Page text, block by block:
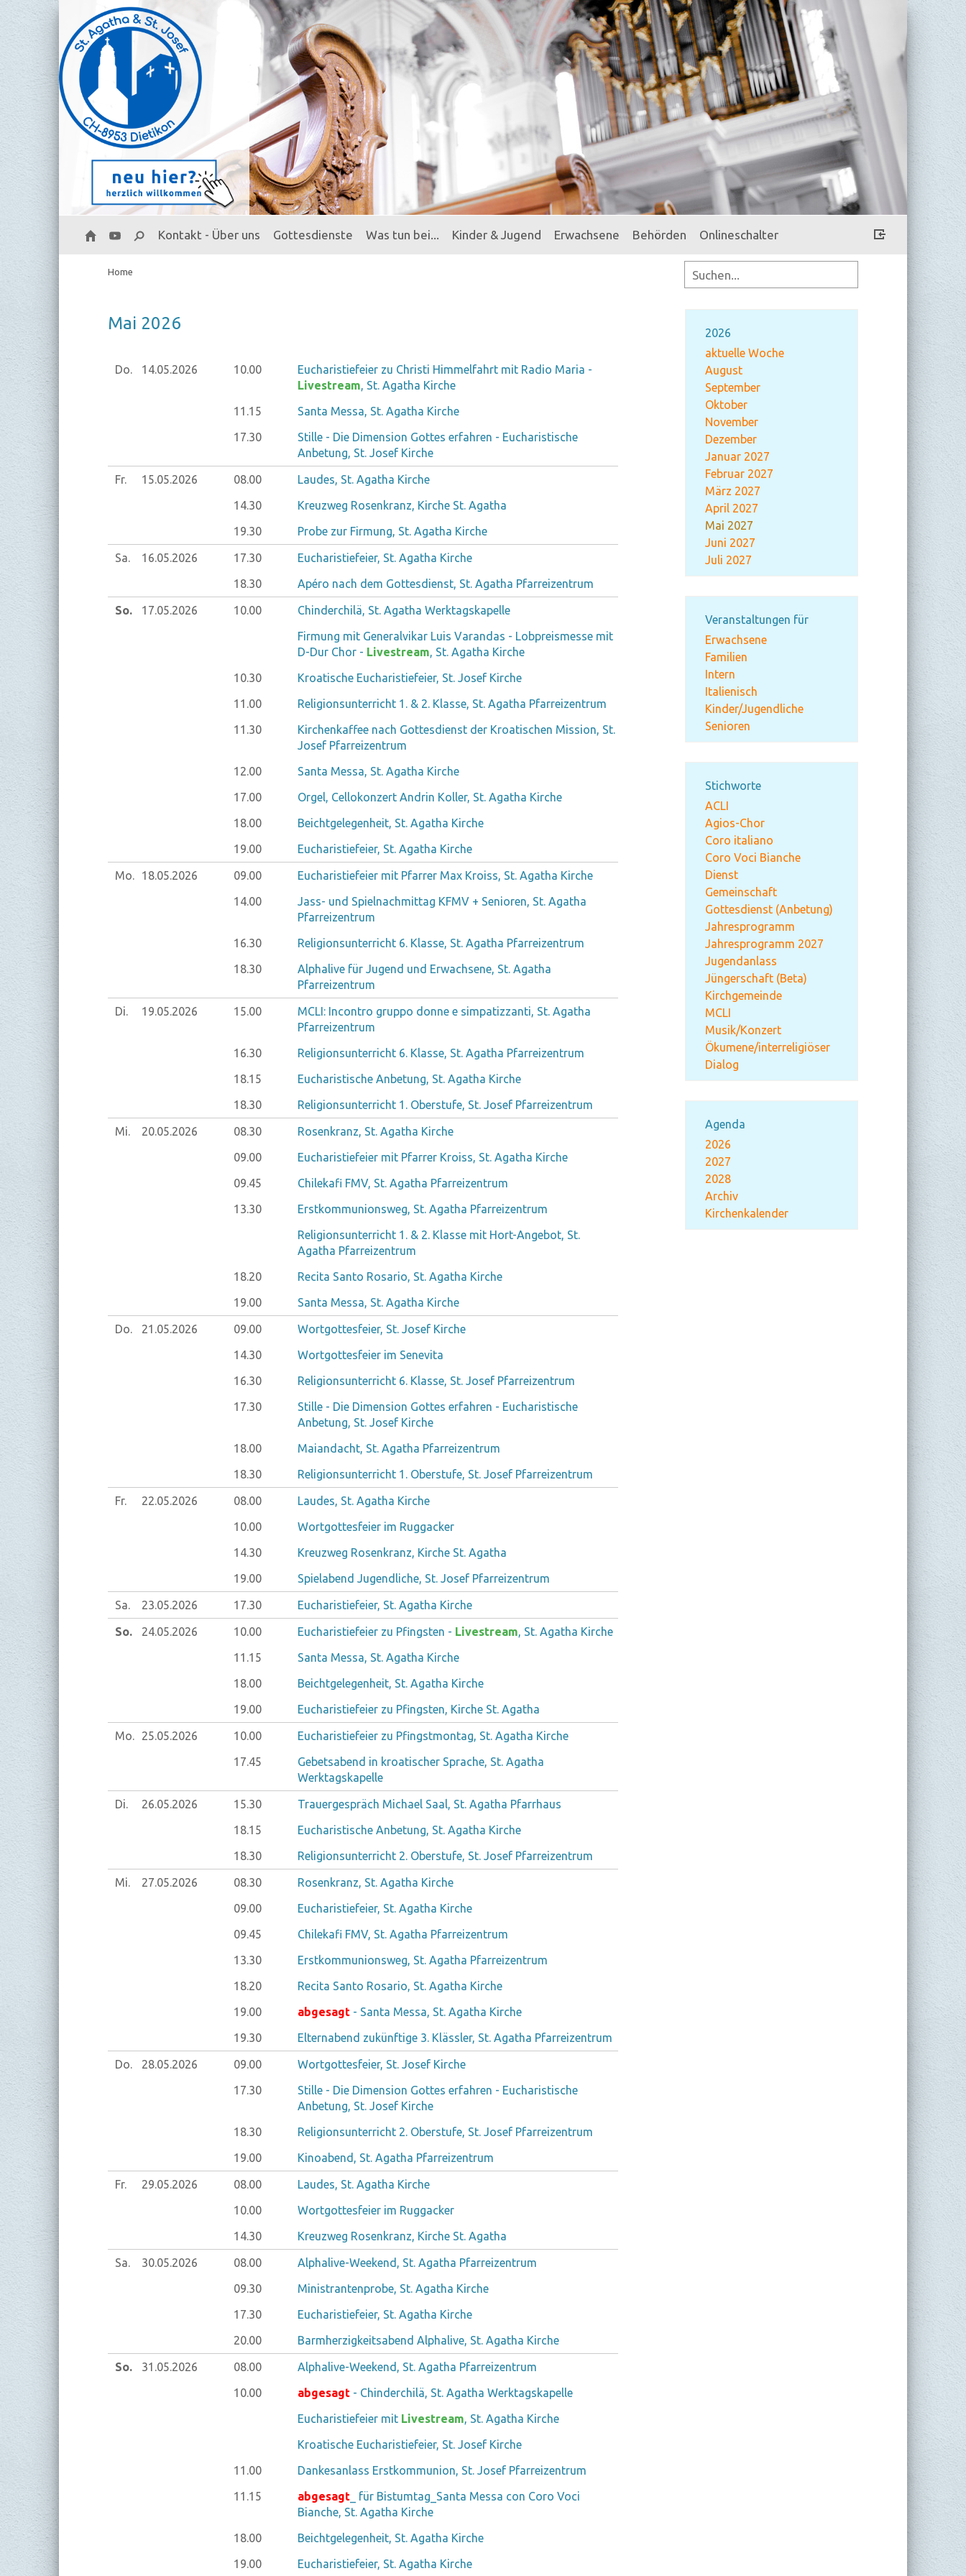
Kontakt - Über uns Gottesdienste Was tun bei... Kinder & Jugend Erwachsene Behörden Onlineschalter
Home
2026
aktuelle Woche
August
September
Oktober
November
Dezember
Januar 2027
Februar 2027
März 2027
April 2027
Mai 2027
Juni 2027
Juli 2027
Veranstaltungen für
Erwachsene
Familien
Intern
Italienisch
Kinder/Jugendliche
Senioren
Stichworte
ACLI
Agios-Chor
Coro italiano
Coro Voci Bianche
Dienst
Gemeinschaft
Gottesdienst (Anbetung)
Jahresprogramm
Jahresprogramm 2027
Jugendanlass
Jüngerschaft (Beta)
Kirchgemeinde
MCLI
Musik/Konzert
Ökumene/interreligiöser
Dialog
Agenda
2026
2027
2028
Archiv
Kirchenkalender
Mai 2026
Do. 14.05.2026 10.00
Eucharistiefeier zu Christi Himmelfahrt mit Radio Maria -
Livestream, St. Agatha Kirche
11.15
Santa Messa, St. Agatha Kirche
17.30
Stille - Die Dimension Gottes erfahren - Eucharistische
Anbetung, St. Josef Kirche
Fr. 15.05.2026 08.00
Laudes, St. Agatha Kirche
14.30
Kreuzweg Rosenkranz, Kirche St. Agatha
19.30
Probe zur Firmung, St. Agatha Kirche
Sa. 16.05.2026 17.30
Eucharistiefeier, St. Agatha Kirche
18.30
Apéro nach dem Gottesdienst, St. Agatha Pfarreizentrum
So. 17.05.2026 10.00
Chinderchilä, St. Agatha Werktagskapelle
Firmung mit Generalvikar Luis Varandas - Lobpreismesse mit
D-Dur Chor - Livestream, St. Agatha Kirche
10.30
Kroatische Eucharistiefeier, St. Josef Kirche
11.00
Religionsunterricht 1. & 2. Klasse, St. Agatha Pfarreizentrum
11.30
Kirchenkaffee nach Gottesdienst der Kroatischen Mission, St.
Josef Pfarreizentrum
12.00
Santa Messa, St. Agatha Kirche
17.00
Orgel, Cellokonzert Andrin Koller, St. Agatha Kirche
18.00
Beichtgelegenheit, St. Agatha Kirche
19.00
Eucharistiefeier, St. Agatha Kirche
Mo. 18.05.2026 09.00
Eucharistiefeier mit Pfarrer Max Kroiss, St. Agatha Kirche
14.00
Jass- und Spielnachmittag KFMV + Senioren, St. Agatha
Pfarreizentrum
16.30
Religionsunterricht 6. Klasse, St. Agatha Pfarreizentrum
18.30
Alphalive für Jugend und Erwachsene, St. Agatha
Pfarreizentrum
Di. 19.05.2026 15.00
MCLI: Incontro gruppo donne e simpatizzanti, St. Agatha
Pfarreizentrum
16.30
Religionsunterricht 6. Klasse, St. Agatha Pfarreizentrum
18.15
Eucharistische Anbetung, St. Agatha Kirche
18.30
Religionsunterricht 1. Oberstufe, St. Josef Pfarreizentrum
Mi. 20.05.2026 08.30
Rosenkranz, St. Agatha Kirche
09.00
Eucharistiefeier mit Pfarrer Kroiss, St. Agatha Kirche
09.45
Chilekafi FMV, St. Agatha Pfarreizentrum
13.30
Erstkommunionsweg, St. Agatha Pfarreizentrum
Religionsunterricht 1. & 2. Klasse mit Hort-Angebot, St.
Agatha Pfarreizentrum
18.20
Recita Santo Rosario, St. Agatha Kirche
19.00
Santa Messa, St. Agatha Kirche
Do. 21.05.2026 09.00
Wortgottesfeier, St. Josef Kirche
14.30
Wortgottesfeier im Senevita
16.30
Religionsunterricht 6. Klasse, St. Josef Pfarreizentrum
17.30
Stille - Die Dimension Gottes erfahren - Eucharistische
Anbetung, St. Josef Kirche
18.00
Maiandacht, St. Agatha Pfarreizentrum
18.30
Religionsunterricht 1. Oberstufe, St. Josef Pfarreizentrum
Fr. 22.05.2026 08.00
Laudes, St. Agatha Kirche
10.00
Wortgottesfeier im Ruggacker
14.30
Kreuzweg Rosenkranz, Kirche St. Agatha
19.00
Spielabend Jugendliche, St. Josef Pfarreizentrum
Sa. 23.05.2026 17.30 Eucharistiefeier, St. Agatha Kirche
So. 24.05.2026 10.00 Eucharistiefeier zu Pfingsten - Livestream, St. Agatha Kirche
11.15
Santa Messa, St. Agatha Kirche
18.00
Beichtgelegenheit, St. Agatha Kirche
19.00
Eucharistiefeier zu Pfingsten, Kirche St. Agatha
Mo. 25.05.2026 10.00
Eucharistiefeier zu Pfingstmontag, St. Agatha Kirche
17.45
Gebetsabend in kroatischer Sprache, St. Agatha
Werktagskapelle
Di. 26.05.2026 15.30
Trauergespräch Michael Saal, St. Agatha Pfarrhaus
18.15
Eucharistische Anbetung, St. Agatha Kirche
18.30
Religionsunterricht 2. Oberstufe, St. Josef Pfarreizentrum
Mi. 27.05.2026 08.30
Rosenkranz, St. Agatha Kirche
09.00
Eucharistiefeier, St. Agatha Kirche
09.45
Chilekafi FMV, St. Agatha Pfarreizentrum
13.30
Erstkommunionsweg, St. Agatha Pfarreizentrum
18.20
Recita Santo Rosario, St. Agatha Kirche
19.00
abgesagt - Santa Messa, St. Agatha Kirche
19.30
Elternabend zukünftige 3. Klässler, St. Agatha Pfarreizentrum
Do. 28.05.2026 09.00
Wortgottesfeier, St. Josef Kirche
17.30
Stille - Die Dimension Gottes erfahren - Eucharistische
Anbetung, St. Josef Kirche
18.30
Religionsunterricht 2. Oberstufe, St. Josef Pfarreizentrum
19.00
Kinoabend, St. Agatha Pfarreizentrum
Fr. 29.05.2026 08.00
Laudes, St. Agatha Kirche
10.00
Wortgottesfeier im Ruggacker
14.30
Kreuzweg Rosenkranz, Kirche St. Agatha
Sa. 30.05.2026 08.00
Alphalive-Weekend, St. Agatha Pfarreizentrum
09.30
Ministrantenprobe, St. Agatha Kirche
17.30
Eucharistiefeier, St. Agatha Kirche
20.00
Barmherzigkeitsabend Alphalive, St. Agatha Kirche
So. 31.05.2026 08.00
Alphalive-Weekend, St. Agatha Pfarreizentrum
10.00
abgesagt - Chinderchilä, St. Agatha Werktagskapelle
Eucharistiefeier mit Livestream, St. Agatha Kirche
Kroatische Eucharistiefeier, St. Josef Kirche
11.00
Dankesanlass Erstkommunion, St. Josef Pfarreizentrum
11.15
abgesagt _ für Bistumtag_Santa Messa con Coro Voci
Bianche, St. Agatha Kirche
18.00
Beichtgelegenheit, St. Agatha Kirche
19.00
Eucharistiefeier, St. Agatha Kirche